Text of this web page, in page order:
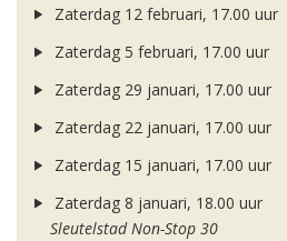
Zaterdag 12 februari, 17.00 uur
Zaterdag 5 februari, 17.00 uur
Zaterdag 29 januari, 17.00 uur
Zaterdag 22 januari, 17.00 uur
Zaterdag 15 januari, 17.00 uur
Zaterdag 8 januari, 18.00 uur
Sleutelstad Non-Stop 30